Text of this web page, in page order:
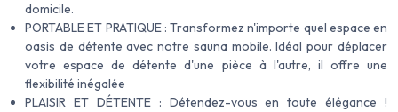
domicile.
PORTABLE ET PRATIQUE : Transformez n'importe quel espace en
oasis de détente avec notre sauna mobile. Idéal pour déplacer
votre espace de détente d'une pièce à l'autre, il offre une
flexibilité inégalée
PLAISIR ET DÉTENTE : Détendez-vous en toute élégance !